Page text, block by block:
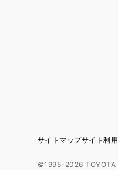
サイトマップサイト利
©1995-2026 TOYOTA